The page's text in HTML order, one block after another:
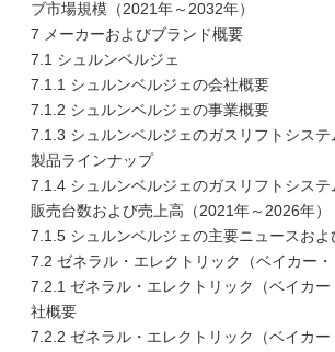
ブ市場規模（2021年～2032年）
7 メーカーおよびブランド概要
7.1 シュルンベルジェ
7.1.1 シュルンベルジェの会社概要
7.1.2 シュルンベルジェの事業概要
7.1.3 シュルンベルジェのガスリフトシス
製品ラインナップ
7.1.4 シュルンベルジェのガスリフトシス
販売台数および売上高（2021年～2026年）
7.1.5 シュルンベルジェの主要ニュースおよ
7.2 ゼネラル・エレクトリック（ベイカー・
7.2.1 ゼネラル・エレクトリック（ベイカ
社概要
7.2.2 ゼネラル・エレクトリック（ベイカ